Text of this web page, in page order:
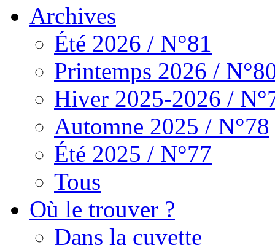
Archives
Été 2026 / N°81
Printemps 2026 /
Hiver 2025-2026 /
Automne 2025 / N°78
Été 2025 / N°77
Tous
Où le trouver ?
Dans la cuvette